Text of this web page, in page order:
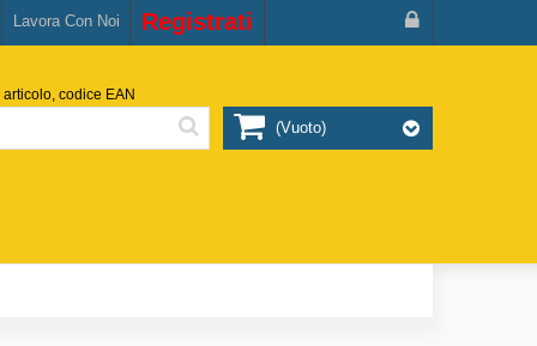
Lavora Con Noi Registrati
codice EAN
(vuoto)